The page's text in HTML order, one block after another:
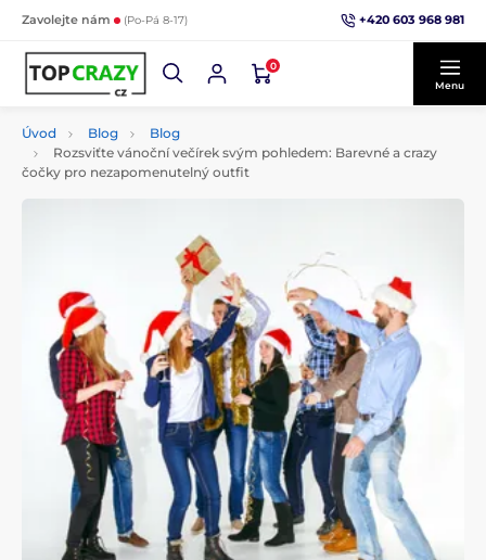
Zavolejte nám (Po-Pá 8-17) +420 603 968 981
0
Menu
Úvod Blog
Blog
Rozsviťte vánoční večírek svým pohledem: Barevné a crazy
čočky pro nezapomenutelný outfit